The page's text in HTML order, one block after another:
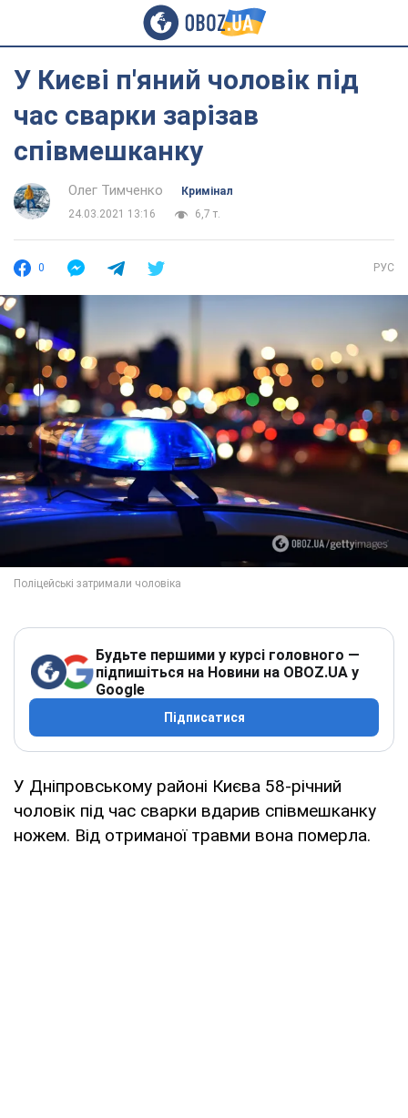
У Києві п'яний чоловік під
час сварки зарізав
співмешканку
Олег Тимченко
Кримінал
24.03.2021 13:16
6,7 т.
0 РУС
Будьте першими у курсі головного —
підпишіться на Новини на OBOZ.UA у
Google
Підписатися
У Дніпровському районі Києва 58-річний
чоловік під час сварки вдарив співмешканку
ножем. Від отриманої травми вона померла.